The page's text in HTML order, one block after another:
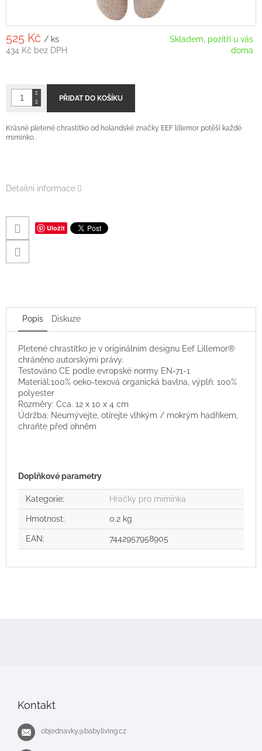
525 Kč / ks
434 Kč bez DPH
Skladem, pozítří u vás
doma
PŘIDAT DO KOŠÍKU
Krásné pletené chrastítko od holandské značky EEF lillemor potěší každé
miminko .
Detailní informace
Uložit
Popis Diskuze
Pletené chrastítko je v originálním designu Eef Lillemor®
chráněno autorskými právy.
Testováno CE podle evropské normy EN-71-1
Materiál:100% oeko-texová organická bavlna, výplň: 100%
polyester
Rozměry: Cca. 12 x 10 x 4 cm
Údržba: Neumývejte, otírejte vlhkým / mokrým hadříkem,
chraňte před ohněm
Doplňkové parametry
Kategorie: Hračky pro miminka
Hmotnost: 0.2 kg
EAN: 7442957958905
Kontakt
objednavky@babyliving.cz